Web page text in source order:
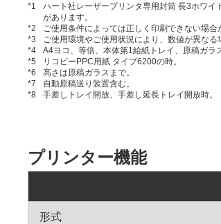
*1
ハート社レーザープリンタ専用封筒 長3ホワ
があります。
*2
ご使用条件によっては正しく印刷できない場
*3
ご使用環境やご使用状況により、数値が異なる
*4
A4ヨコ、等倍、本体第1給紙トレイ、原稿ガラ
*5
リコピーPPC用紙 タイプ6200の時。
*6
高さは原稿ガラスまで。
*7
自動原稿送り装置含む。
*8
手差しトレイ開放、手差し延長トレイ開放時。
プリンター機能
形式